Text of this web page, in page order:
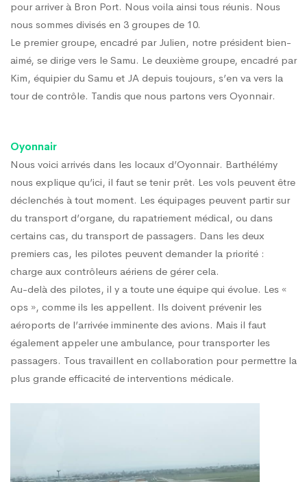
pour arriver à Bron Port. Nous voila ainsi tous réunis. Nous
nous sommes divisés en 3 groupes de 10.
Le premier groupe, encadré par Julien, notre président bien-
aimé, se dirige vers le Samu. Le deuxième groupe, encadré par
Kim, équipier du Samu et JA depuis toujours, s’en va vers la
tour de contrôle. Tandis que nous partons vers Oyonnair.
Oyonnair
Nous voici arrivés dans les locaux d’Oyonnair. Barthélémy
nous explique qu’ici, il faut se tenir prêt. Les vols peuvent être
déclenchés à tout moment. Les équipages peuvent partir sur
du transport d’organe, du rapatriement médical, ou dans
certains cas, du transport de passagers. Dans les deux
premiers cas, les pilotes peuvent demander la priorité :
charge aux contrôleurs aériens de gérer cela.
Au-delà des pilotes, il y a toute une équipe qui évolue. Les «
ops », comme ils les appellent. Ils doivent prévenir les
aéroports de l’arrivée imminente des avions. Mais il faut
également appeler une ambulance, pour transporter les
passagers. Tous travaillent en collaboration pour permettre la
plus grande efficacité de interventions médicale.